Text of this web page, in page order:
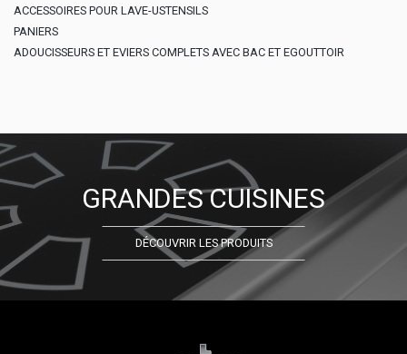
ACCESSOIRES POUR LAVE-USTENSILS
PANIERS
ADOUCISSEURS ET EVIERS COMPLETS AVEC BAC ET EGOUTTOIR
GRANDES CUISINES
DÉCOUVRIR LES PRODUITS